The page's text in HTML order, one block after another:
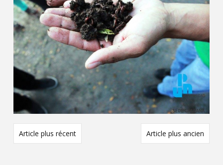
Article plus ancien
Article plus récent